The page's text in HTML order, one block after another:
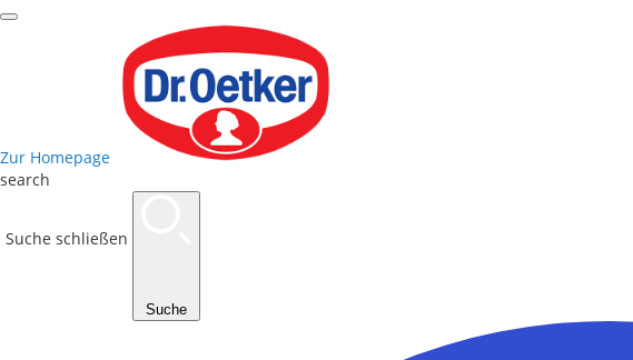
Zur Homepage
search
Suche schließen
Suche